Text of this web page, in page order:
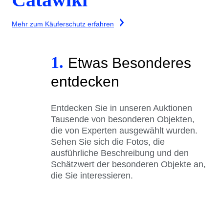
Mehr zum Käuferschutz erfahren
1. Etwas Besonderes
entdecken
Entdecken Sie in unseren Auktionen
Tausende von besonderen Objekten,
die von Experten ausgewählt wurden.
Sehen Sie sich die Fotos, die
ausführliche Beschreibung und den
Schätzwert der besonderen Objekte an,
die Sie interessieren.